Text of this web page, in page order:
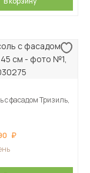
с фасадом Тризиль,